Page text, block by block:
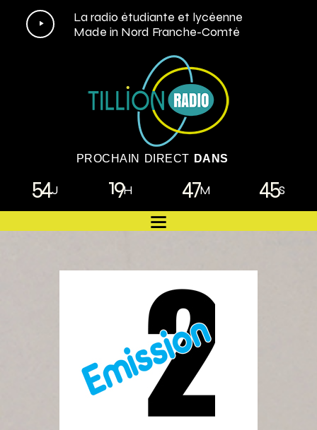
La radio étudiante et lycéenne
Made in Nord Franche-Comté
Lecteur
audio
PROCHAIN DIRECT DANS
54J 19H 47M 44S